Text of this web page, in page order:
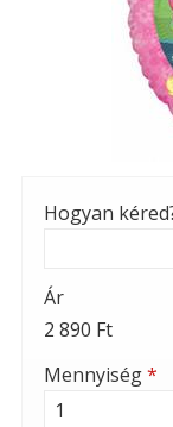
Hogyan
Ár
2 890 Ft
Mennyiség*